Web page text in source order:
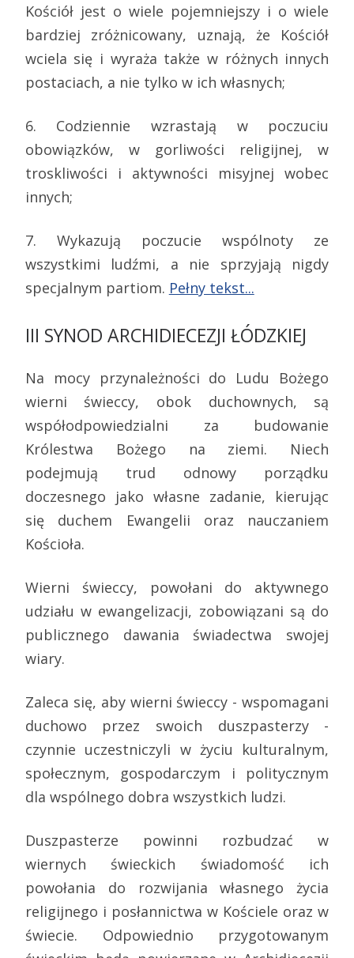
Kościół jest o wiele pojemniejszy i o wiele
bardziej zróżnicowany, uznają, że Kościół
wciela się i wyraża także w różnych innych
postaciach, a nie tylko w ich własnych;
6. Codziennie wzrastają w poczuciu
obowiązków, w gorliwości religijnej, w
troskliwości i aktywności misyjnej wobec
innych;
7. Wykazują poczucie wspólnoty ze
wszystkimi ludźmi, a nie sprzyjają nigdy
specjalnym partiom. Pełny tekst...
III SYNOD ARCHIDIECEZJI ŁÓDZKIEJ
Na mocy przynależności do Ludu Bożego
wierni świeccy, obok duchownych, są
współodpowiedzialni za budowanie
Królestwa Bożego na ziemi. Niech
podejmują trud odnowy porządku
doczesnego jako własne zadanie, kierując
się duchem Ewangelii oraz nauczaniem
Kościoła.
Wierni świeccy, powołani do aktywnego
udziału w ewangelizacji, zobowiązani są do
publicznego dawania świadectwa swojej
wiary.
Zaleca się, aby wierni świeccy - wspomagani
duchowo przez swoich duszpasterzy -
czynnie uczestniczyli w życiu kulturalnym,
społecznym, gospodarczym i politycznym
dla wspólnego dobra wszystkich ludzi.
Duszpasterze powinni rozbudzać w
wiernych świeckich świadomość ich
powołania do rozwijania własnego życia
religijnego i posłannictwa w Kościele oraz w
świecie. Odpowiednio przygotowanym